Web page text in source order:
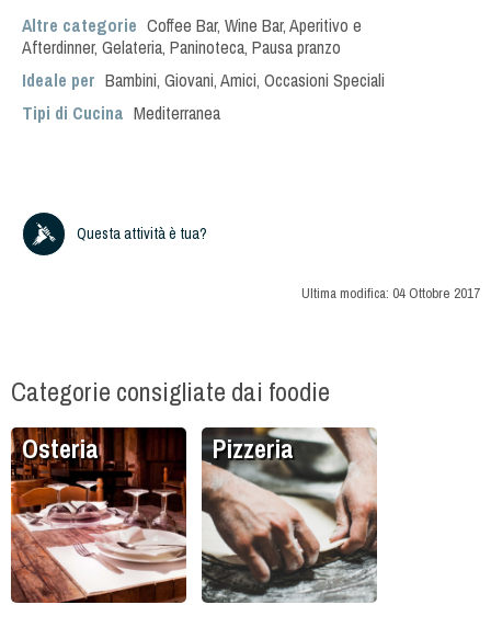
Altre categorie Coffee Bar, Wine Bar,Aperitivo e
Afterdinner, Gelateria, Paninoteca, Pausa pranzo
Ideale per Bambini, Giovani,Amici, Occasioni Speciali
Tipi di Cucina Mediterranea
Questa attività è tua?
Ultima modifica: 04 Ottobre 2017
Categorie consigliate dai foodie
Osteria Pizzeria